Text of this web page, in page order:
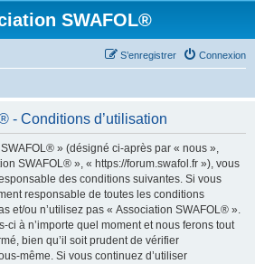
SWAFOL®
Connexion
S’enregistrer
- Conditions d’utilisation
» (désigné ci-après par « nous »,
SWAFOL® », « https://forum.swafol.fr »), vous
des conditions suivantes. Si vous
responsable de toutes les conditions
et/ou n’utilisez pas « Association SWAFOL® ».
ci à n’importe quel moment et nous ferons tout
bien qu’il soit prudent de vérifier
même. Si vous continuez d’utiliser